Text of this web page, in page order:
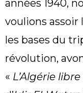
années 1940,
voulions
les bases du
révolution,
« L’Algérie